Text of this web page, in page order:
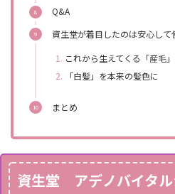
Q&A
資生堂が着目したのは安心して
これから生えてくる「産毛
「白髪」を本来の髪色に
まとめ
資生堂 アデノバイタル